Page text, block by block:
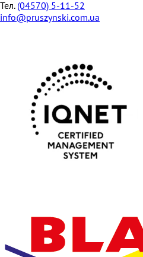
Тел. (04570) 5-11-52
info@pruszynski.com.ua